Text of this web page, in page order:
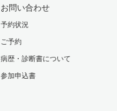
お問い合わせ
予約状況
ご予約
病歴・診断書について
参加申込書